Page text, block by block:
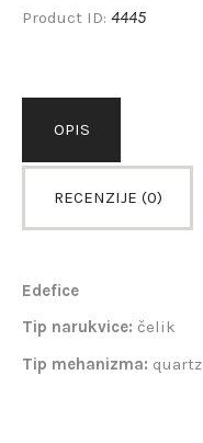
Product ID: 4445
OPIS
RECENZIJE (0)
Edefice
Tip narukvice: čelik
Tip mehanizma: quartz